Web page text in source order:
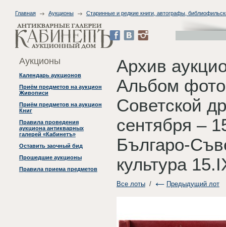
Главная Аукционы Старинные и редкие книги, автографы,
Аукционы
Календарь аукционов
Приём предметов на аукцион
Живописи
Приём предметов на аукцион
Книг
Правила проведения
аукциона антикварных
галерей «Кабинетъ»
Оставить заочный бид
Прошедшие аукционы
Правила приема предметов
Архив
Альбом
Советской
сентября –
Българо-
культура
Все лоты/ Предыдущий лот